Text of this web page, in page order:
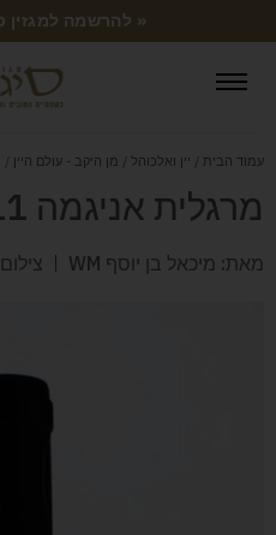
« להרשמה למגזין
עמוד הבית / יין ואלכוהל / מן היקב - עולם היין /
מרגלית אניגמה 2011
מאת: מיכאל בן יוסף WM